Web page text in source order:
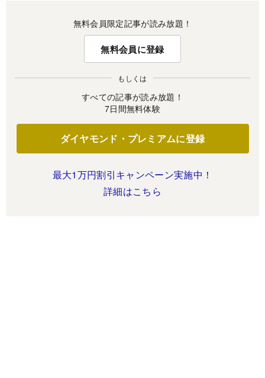
無料会員限定記事が読み放題！
無料会員に登録
もしくは
すべての記事が読み放題！
7日間無料体験
ダイヤモンド・プレミアムに登録
最大1万円割引キャンペーン実施中！
詳細はこちら